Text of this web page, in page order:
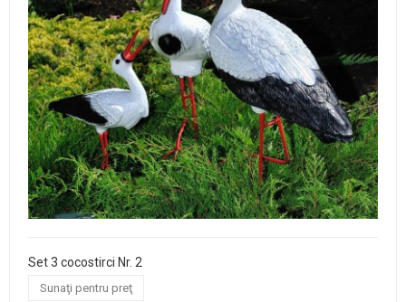
Set 3 cocostirci Nr. 2
Sunaţi pentru preţ